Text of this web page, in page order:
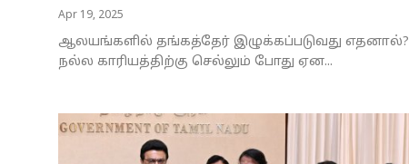
Apr 19, 2025
ஆலயங்களில் தங்கத்தேர் இழுக்கப்படுவது எதனால்?
நல்ல காரியத்திற்கு செல்லும் போது ஏன...